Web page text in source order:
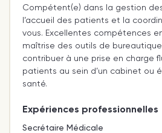
Compétent(e) dans la gestion
l’accueil des patients et la
vous. Excellentes compétences
maîtrise des outils de
contribuer à une prise en charge
patients au sein d’un cabinet ou
santé.
Expériences professionnelles
Secrétaire Médicale